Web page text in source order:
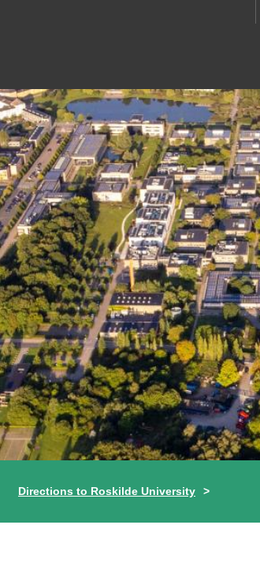
Directions to Roskilde University